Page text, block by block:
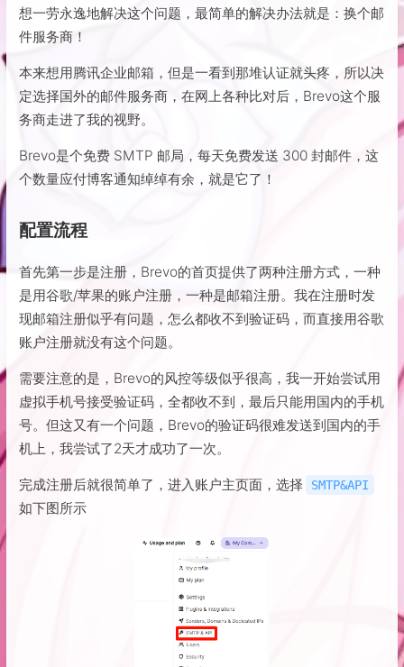
想一劳永逸地解决这个问题，最简单的解决办法就是：换个邮
件服务商！
本来想用腾讯企业邮箱，但是一看到那堆认证就头疼，所以决
定选择国外的邮件服务商，在网上各种比对后，Brevo这个服
务商走进了我的视野。
Brevo是个免费 SMTP 邮局，每天免费发送 300 封邮件，这
个数量应付博客通知绰绰有余，就是它了！
配置流程
首先第一步是注册，Brevo的首页提供了两种注册方式，一种
是用谷歌/苹果的账户注册，一种是邮箱注册。我在注册时发
现邮箱注册似乎有问题，怎么都收不到验证码，而直接用谷歌
账户注册就没有这个问题。
需要注意的是，Brevo的风控等级似乎很高，我一开始尝试用
虚拟手机号接受验证码，全都收不到，最后只能用国内的手机
号。但这又有一个问题，Brevo的验证码很难发送到国内的手
机上，我尝试了2天才成功了一次。
完成注册后就很简单了，进入账户主页面，选择 SMTP&API
如下图所示